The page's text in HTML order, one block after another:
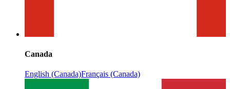
Canada
English (Canada)Français (Canada)